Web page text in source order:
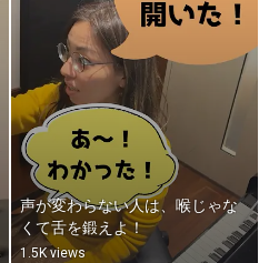
声が変わらない人は、喉じゃな
くて舌を鍛えよ！
1.5K views